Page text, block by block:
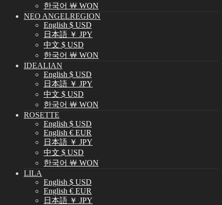
한국어 ￦ WON
NEO ANGELREGION
English $ USD
日本語 ￥ JPY
中文 $ USD
한국어 ￦ WON
IDEALIAN
English $ USD
日本語 ￥ JPY
中文 $ USD
한국어 ￦ WON
ROSETTE
English $ USD
English € EUR
日本語 ￥ JPY
中文 $ USD
한국어 ￦ WON
LILA
English $ USD
English € EUR
日本語 ￥ JPY